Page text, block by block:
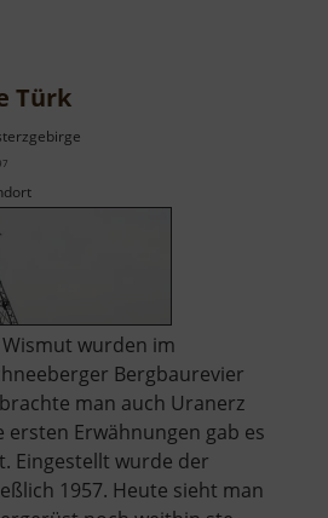
Türk
wurden im
Bergbaurevier
man auch Uranerz
ersten Erwähnungen gab es
Eingestellt wurde der
1957. Heute sieht man